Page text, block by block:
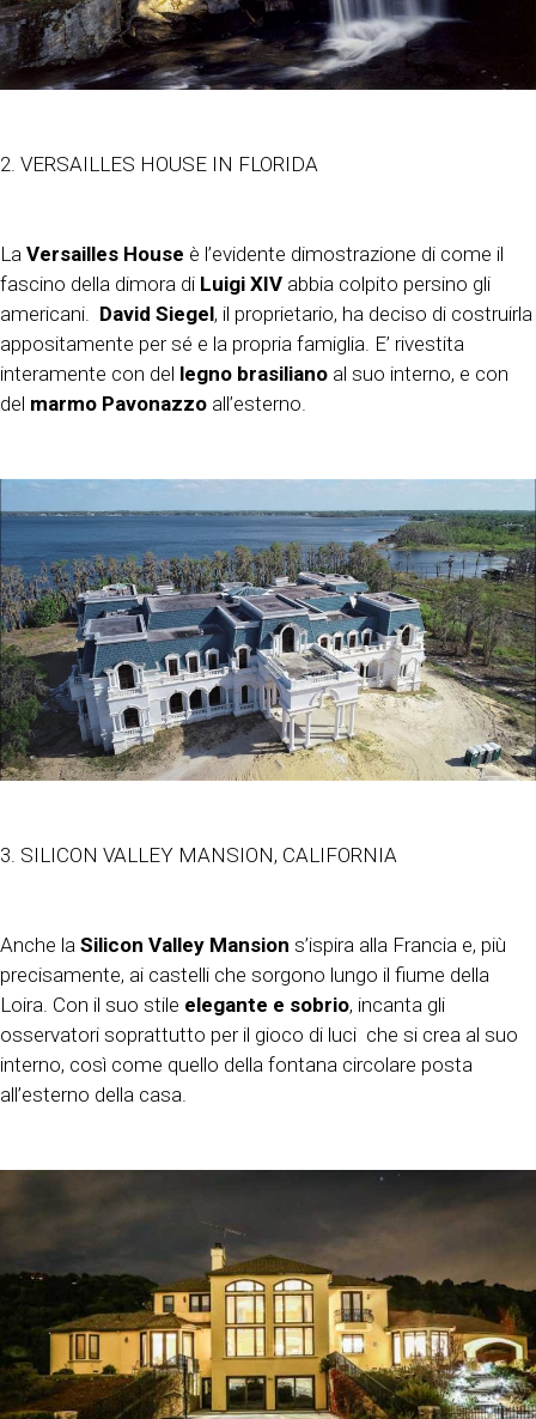
2. VERSAILLES HOUSE IN FLORIDA
La Versailles House è l’evidente dimostrazione di come il
fascino della dimora di Luigi XIV abbia colpito persino gli
americani.
David Siegel, il proprietario, ha deciso di costruirla
appositamente per sé e la propria famiglia. E’ rivestita
interamente con del legno brasiliano al suo interno, e con
del marmo Pavonazzo all’esterno.
3. SILICON VALLEY MANSION, CALIFORNIA
Anche la Silicon Valley Mansion s’ispira alla Francia e, più
precisamente, ai castelli che sorgono lungo il fiume della
Loira. Con il suo stile elegante e sobrio, incanta gli
osservatori soprattutto per il gioco di luci che si crea al suo
interno, così come quello della fontana circolare posta
all’esterno della casa.